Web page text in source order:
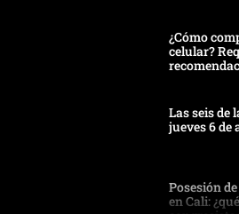
¿Cómo
celular?
Las seis de
jueves 6 de
Posesión
en Cali: